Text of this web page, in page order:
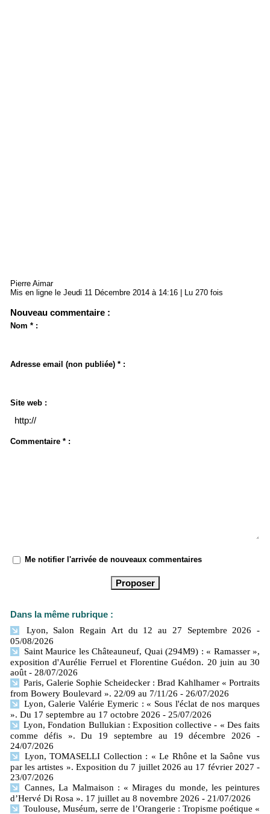
Pierre Aimar
Mis en ligne le Jeudi 11 Décembre 2014 à 14:16 | Lu 270 fois
Nouveau commentaire :
Nom * :
Adresse email (non publiée) * :
Site web :
Commentaire * :
Me notifier l'arrivée de nouveaux commentaires
Dans la même rubrique :
Lyon, Salon Regain Art du 12 au 27 Septembre 2026
-
05/08/2026
Saint Maurice les Châteauneuf, Quai (294M9) : « Ramasser »,
exposition d'Aurélie Ferruel et Florentine Guédon. 20 juin au 30
août - 28/07/2026
Paris, Galerie Sophie Scheidecker : Brad Kahlhamer « Portraits
from Bowery Boulevard ». 22/09 au 7/11/26 - 26/07/2026
Lyon, Galerie Valérie Eymeric : « Sous l'éclat de nos marques
». Du 17 septembre au 17 octobre 2026 - 25/07/2026
Lyon, Fondation Bullukian : Exposition collective - « Des faits
comme défis ». Du 19 septembre au 19 décembre 2026
-
24/07/2026
Lyon, TOMASELLI Collection : « Le Rhône et la Saône vus
par les artistes ». Exposition du 7 juillet 2026 au 17 février 2027 -
23/07/2026
Cannes, La Malmaison : « Mirages du monde, les peintures
d’Hervé Di Rosa ». 17 juillet au 8 novembre 2026 - 21/07/2026
Toulouse, Muséum, serre de l’Orangerie : Tropisme poétique «